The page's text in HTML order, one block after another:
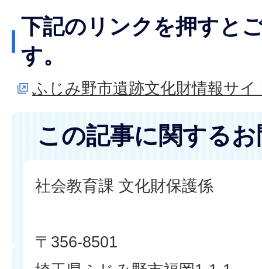
下記のリンクを押すと
す。
ふじみ野市遺跡文化財情報サイ
この記事に関する
社会教育課 文化財保護係
〒356-8501